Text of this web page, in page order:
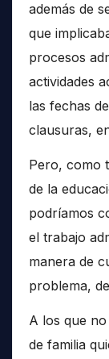
además de
que
procesos
actividades
las fechas
clausuras,
Pero, como
de la
podríamos
el trabajo
manera de
problema,
A los que
de familia